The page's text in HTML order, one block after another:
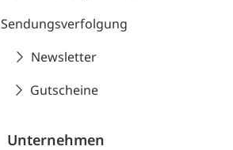
Sendungsverfolgung
Newsletter
Gutscheine
Unternehmen